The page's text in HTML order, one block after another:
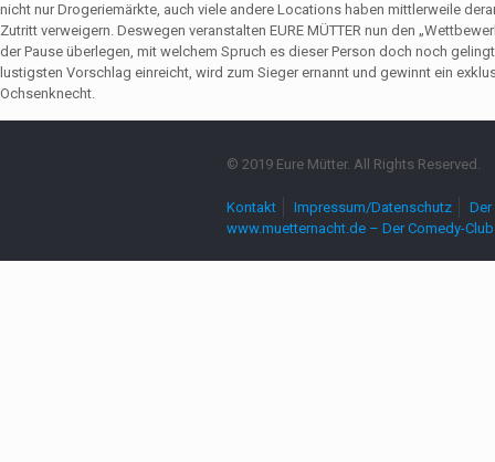
nicht nur Drogeriemärkte, auch viele andere Locations haben mittlerweile
Zutritt verweigern. Deswegen veranstalten EURE MÜTTER nun den
der Pause überlegen, mit welchem Spruch es dieser Person doch noch
lustigsten Vorschlag einreicht, wird zum Sieger ernannt und gewinnt ein
Ochsenknecht.
© 2019 Eure Mütter. All Rights Reserved.
Kontakt Impressum/Datenschutz
www.muetternacht.de – Der Comedy-Club